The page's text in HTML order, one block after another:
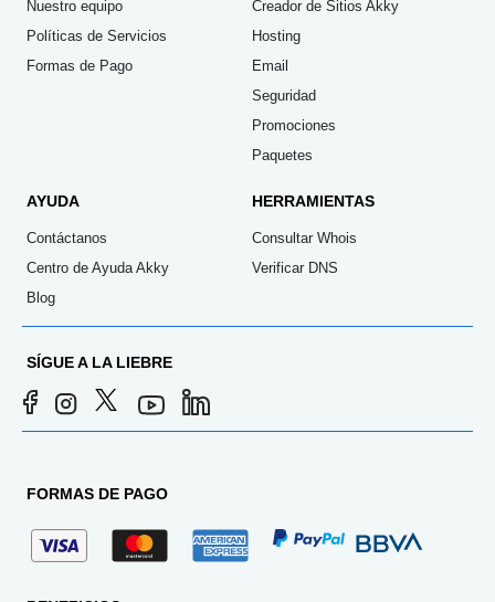
Nuestro equipo
Políticas de Servicios
Formas de Pago
Creador de Sitios Akky
Hosting
Email
Seguridad
Promociones
Paquetes
AYUDA
Contáctanos
Centro de Ayuda Akky
Blog
HERRAMIENTAS
Consultar Whois
Verificar DNS
SÍGUE A LA LIEBRE
FORMAS DE PAGO